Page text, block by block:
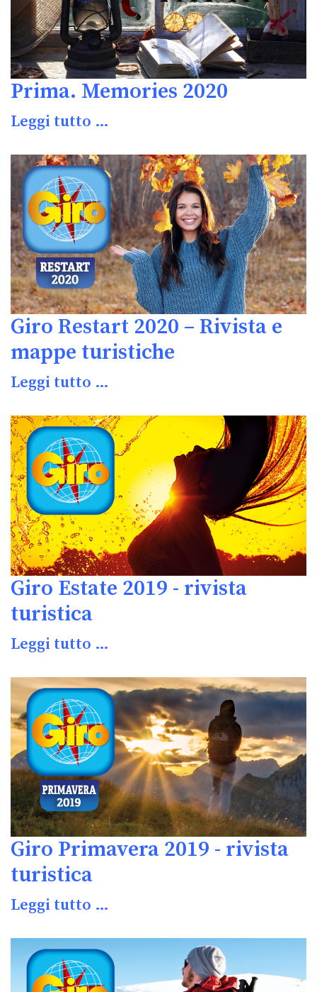
Prima. Memories 2020
Leggi tutto …
Giro Restart 2020 – Rivista e
mappe turistiche
Leggi tutto …
Giro Estate 2019 - rivista
turistica
Leggi tutto …
Giro Primavera 2019 - rivista
turistica
Leggi tutto …